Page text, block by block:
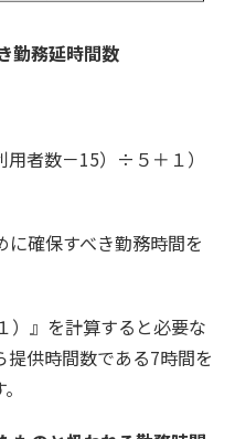
勤務延時間数
者数－15）÷５＋１）
確保すべき勤務時間を
）』を計算すると必要な
供時間数である7時間を